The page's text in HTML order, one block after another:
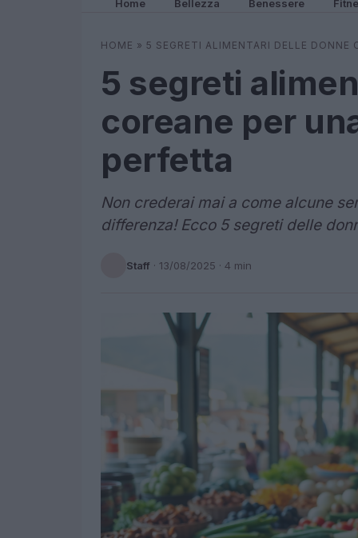
Home Bellezza Benessere
HOME » 5 SEGRETI ALIMENTARI DELLE DONNE
5 segreti
coreane per
perfetta
Non crederai mai a come alcune
differenza! Ecco 5 segreti delle
Staff · 13/08/2025 · 4 min